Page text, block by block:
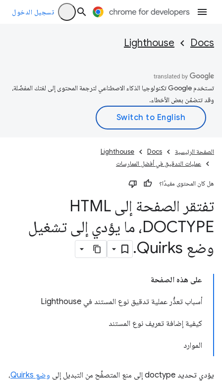
تسجيل الدخول
Docs
Lighthouse
تستخدم Google تكنولوجيا الذكاء الاصطناعي لترجمة المحتوى إلى لغتك المفضّلة،
وقد تتضمّن بعض الأخطاء.
الصفحة الرئيسية Docs
Lighthouse
عمليات التدقيق في أفضل الممارسات
هل كان المحتوى مفيدًا؟
تفتقر الصفحة إلى HTML
DOCTYPE، ما يؤدي إلى تشغيل
وضع Quirks
.
على هذه الصفحة
أسباب تعذُّر عملية تدقيق نوع المستند في Lighthouse
كيفية إضافة تعريف نوع المستند
الموارد
يؤدي تحديد doctype إلى منع المتصفِّح من التبديل إلى وضع Quirks
،